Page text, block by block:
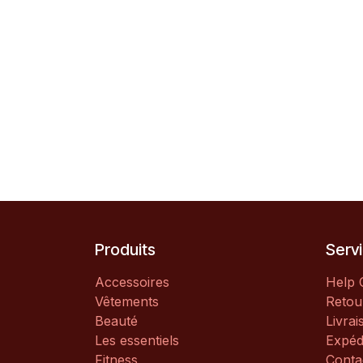
Produits
Accessoires
Vêtements
Beauté
Les essentiels
Fitness
Help